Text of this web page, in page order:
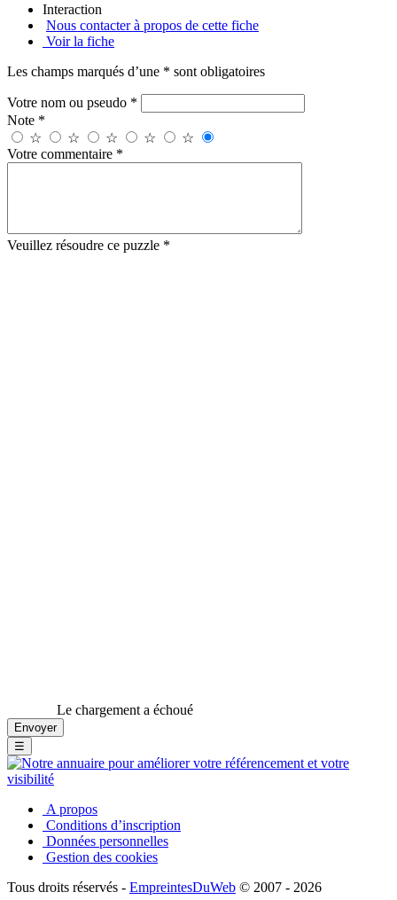
Interaction
Nous contacter à propos de cette fiche
Voir la fiche
Les champs marqués d’une * sont obligatoires
Votre nom ou pseudo *
Note *
☆
☆ ☆ ☆
☆
Votre commentaire *
Veuillez résoudre ce puzzle *
Le chargement a échoué
☰
A propos
Conditions d’inscription
Données personnelles
Gestion des cookies
Tous droits réservés - EmpreintesDuWeb © 2007 - 2026